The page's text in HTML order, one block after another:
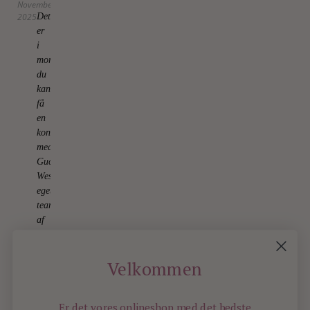
November
2025Det
er
i
morgen,
du
kan
få
en
konsultation
med
Gucci
Westmans
eget
team
af
Velkommen